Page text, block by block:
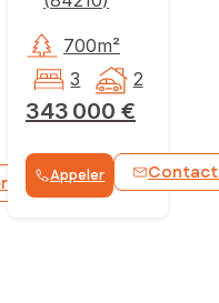
WhatsApp
343 000 €
700m²
3
2
Appeler